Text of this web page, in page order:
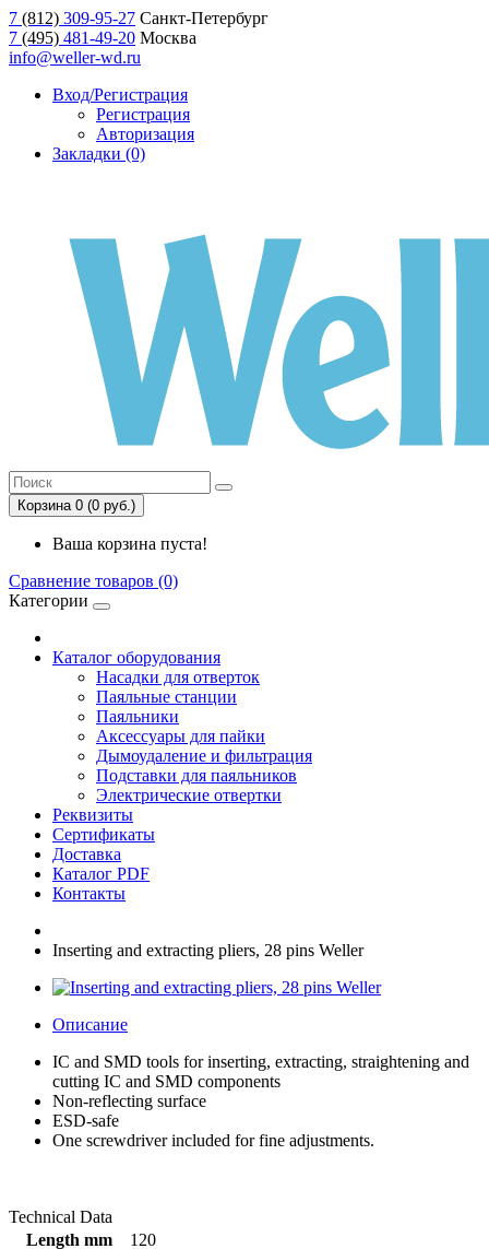
7 (812) 309-95-27 Санкт-Петербург
7 (495) 481-49-20 Москва
info@weller-wd.ru
Вход/Регистрация
Регистрация
Авторизация
Закладки (0)
Корзина 0 (0 руб.)
Ваша корзина пуста!
Сравнение товаров (0)
Категории
Каталог оборудования
Насадки для отверток
Паяльные станции
Паяльники
Аксессуары для пайки
Дымоудаление и фильтрация
Подставки для паяльников
Электрические отвертки
Реквизиты
Сертификаты
Доставка
Каталог PDF
Контакты
Inserting and extracting pliers, 28 pins Weller
Описание
IC and SMD tools for inserting, extracting, straightening and
cutting IC and SMD components
Non-reflecting surface
ESD-safe
One screwdriver included for fine adjustments.
Technical Data
Length mm
120